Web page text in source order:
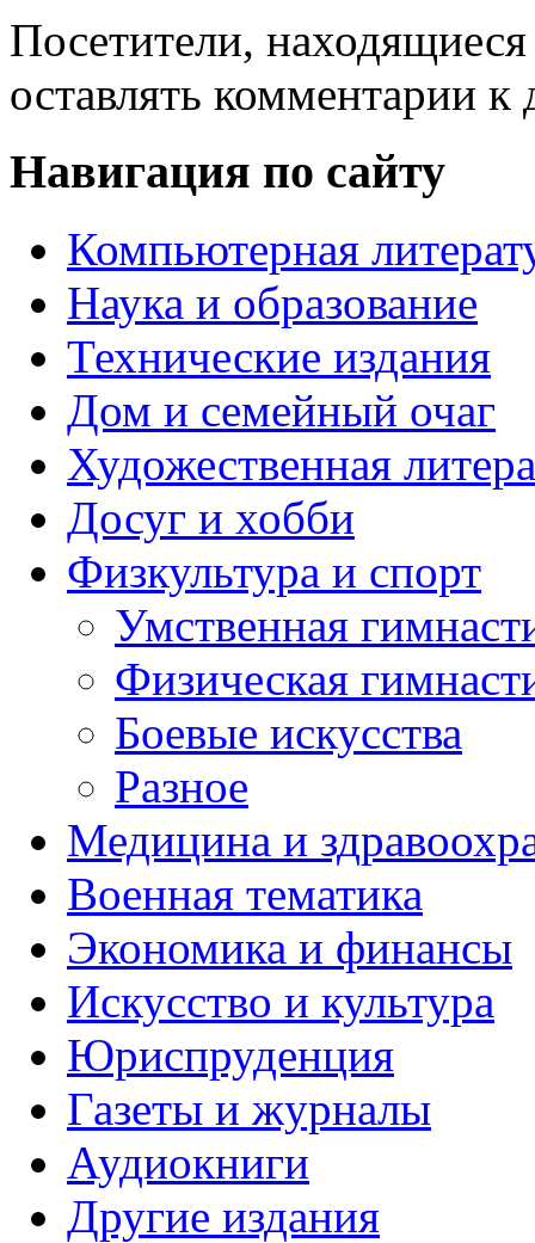
Посетители,
оставлять комментарии к
Навигация по сайту
Компьютерная
Наука и образование
Технические издания
Дом и семейный очаг
Художественная
Досуг и хобби
Физкультура и спорт
Умственная
Физическая
Боевые искусства
Разное
Медицина и
Военная тематика
Экономика и финансы
Искусство и культура
Юриспруденция
Газеты и журналы
Аудиокниги
Другие издания